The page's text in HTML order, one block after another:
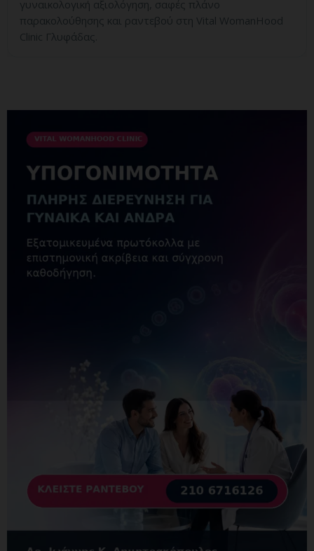
γυναικολογική αξιολόγηση, σαφές πλάνο
παρακολούθησης και ραντεβού στη Vital WomanHood
Clinic Γλυφάδας.